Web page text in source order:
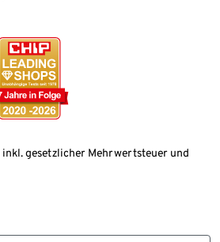
inkl. gesetzlicher Mehrwertsteuer und